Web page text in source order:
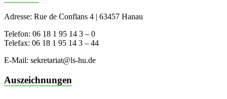
Adresse: Rue de Conflans 4 | 63457 Hanau
Telefon: 06 18 1 95 14 3 – 0
Telefax: 06 18 1 95 14 3 – 44
E-Mail: sekretariat@ls-hu.de
Auszeichnungen